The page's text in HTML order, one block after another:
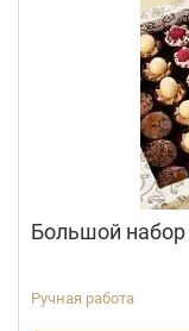
Большой
Ручная работа